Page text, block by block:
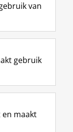
I
n
t
r
m
Y
o
T
e
k
van
gebruik
maakt